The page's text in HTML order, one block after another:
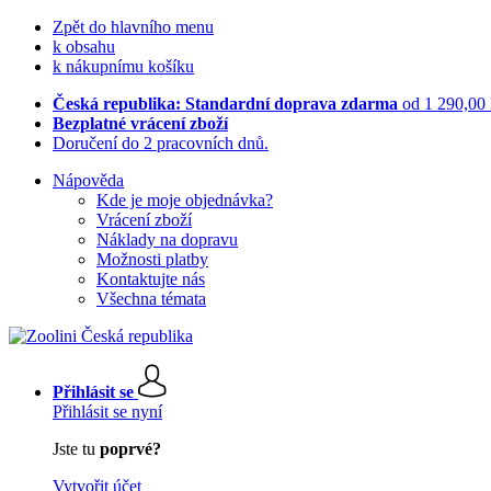
Zpět do hlavního menu
k obsahu
k nákupnímu košíku
Česká republika: Standardní doprava zdarma od 1 290,00
Bezplatné vrácení zboží
Doručení do 2 pracovních dnů.
Nápověda
Kde je moje objednávka?
Vrácení zboží
Náklady na dopravu
Možnosti platby
Kontaktujte nás
Všechna témata
Přihlásit se
Přihlásit se nyní
Jste tu poprvé?
Vytvořit účet